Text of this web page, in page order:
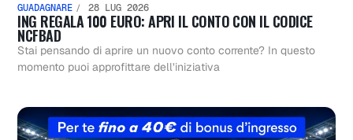
GUADAGNARE 28 LUG 2026
ING REGALA 100 EURO: APRI IL CONTO CON IL CODICE
NCFBAD
Stai pensando di aprire un nuovo conto corrente? In questo
momento puoi approfittare dell’iniziativa